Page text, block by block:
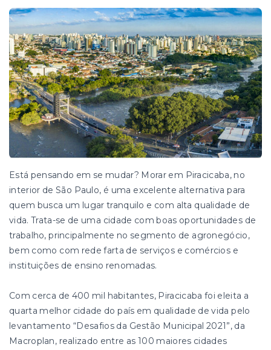
Está pensando em se mudar? Morar em Piracicaba, no
interior de São Paulo, é uma excelente alternativa para
quem busca um lugar tranquilo e com alta qualidade de
vida. Trata-se de uma cidade com boas oportunidades de
trabalho, principalmente no segmento de agronegócio,
bem como com rede farta de serviços e comércios e
instituições de ensino renomadas.
Com cerca de 400 mil habitantes, Piracicaba foi eleita a
quarta melhor cidade do país em qualidade de vida pelo
levantamento “Desafios da Gestão Municipal 2021”, da
Macroplan, realizado entre as 100 maiores cidades